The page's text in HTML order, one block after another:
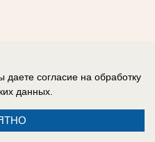
даете согласие на обработку
данных.